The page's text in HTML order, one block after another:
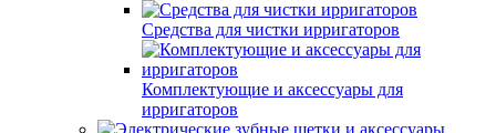
Средства для чистки ирригаторов
Комплектующие и аксессуары для
ирригаторов